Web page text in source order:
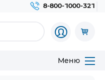
8-800-1000-321
Меню